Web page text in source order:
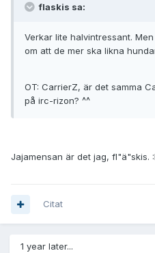
flaskis sa:
Verkar lite halvintressant.
om att de mer ska likna
OT: CarrierZ, är det samma
på irc-rizon? ^^
Jajamensan är det jag, fl"ä"skis.
Citat
1 year later...